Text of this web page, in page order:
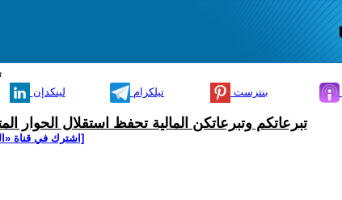
لينكدإن تيلكرام بنترست
تبرعاتكم وتبرعاتكن المالية تحفظ استقلال الحوار
[اشترك في قناة